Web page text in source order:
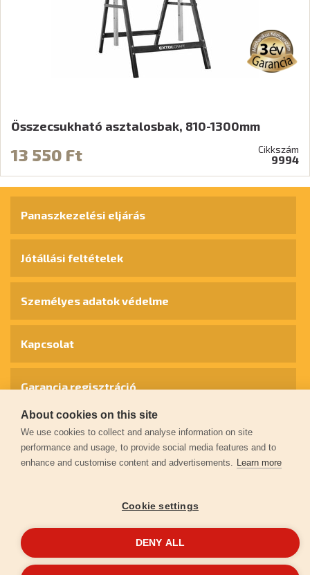
Összecsukható asztalosbak, 810-1300mm
13 550 Ft Cikkszám
9994
© 2026extol.hu- Minden jog fenntartva
Panaszkezelési eljárás
Jótállási feltételek
Személyes adatok védelme
Kapcsolat
Garancia regisztráció
About cookies on this site
We use cookies to collect and analyse information on site
performance and usage, to provide social media features and to
enhance and customise content and advertisements. Learn more
Cookie settings
DENY ALL